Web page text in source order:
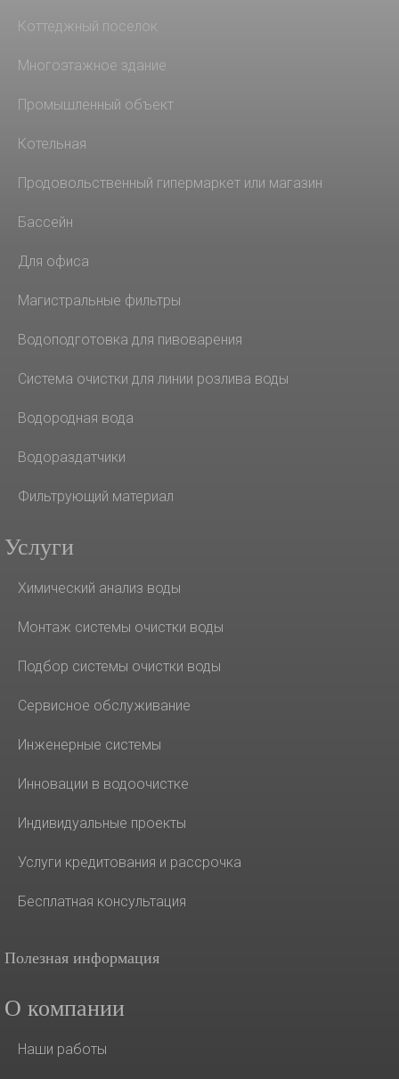
Коттеджный поселок
Многоэтажное здание
Промышленный объект
Котельная
Продовольственный гипермаркет или магазин
Бассейн
Для офиса
Магистральные фильтры
Водоподготовка для пивоварения
Система очистки для линии розлива воды
Водородная вода
Водораздатчики
Фильтрующий материал
Услуги
Химический анализ воды
Монтаж системы очистки воды
Подбор системы очистки воды
Сервисное обслуживание
Инженерные системы
Инновации в водоочистке
Индивидуальные проекты
Услуги кредитования и рассрочка
Бесплатная консультация
Полезная информация
О компании
Наши работы